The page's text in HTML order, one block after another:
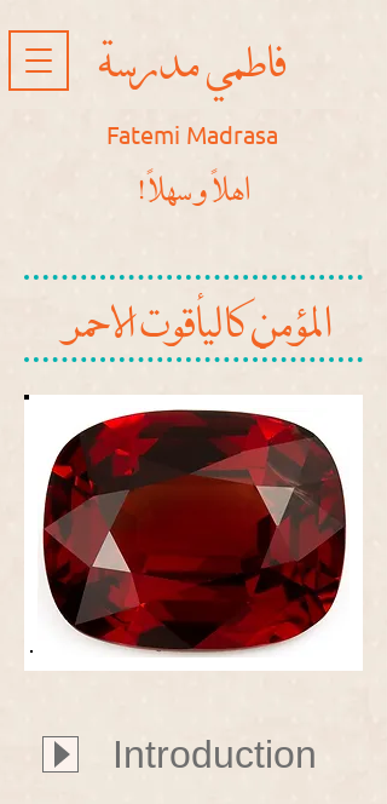
فاطمي مدرسة
Fatemi Madrasa
!اهلاً و سهلاً
المؤمن كاليأقوت الاحمر
Introduction